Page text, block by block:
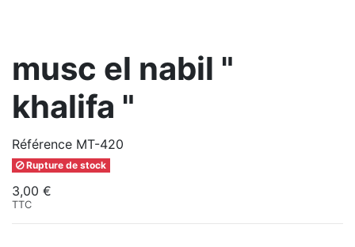
musc el nabil "
khalifa "
Référence MT-420
Rupture de stock
3,00 €
TTC